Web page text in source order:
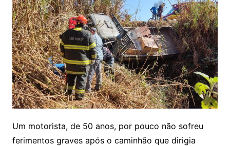
Um motorista, de 50 anos, por pouco não sofreu
ferimentos graves após o caminhão que dirigia